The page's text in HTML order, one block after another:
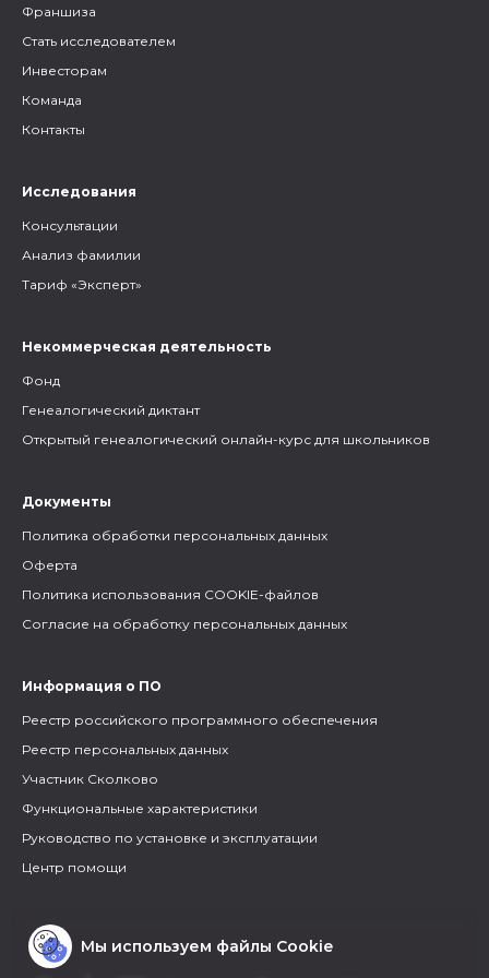
Франшиза
Стать исследователем
Инвесторам
Команда
Контакты
Исследования
Консультации
Анализ фамилии
Тариф «Эксперт»
Некоммерческая деятельность
Фонд
Генеалогический диктант
Открытый генеалогический онлайн-курс для школьников
Документы
Политика обработки персональных данных
Оферта
Политика использования COOKIE-файлов
Согласие на обработку персональных данных
Информация о ПО
Реестр российского программного обеспечения
Реестр персональных данных
Участник Сколково
Функциональные характеристики
Руководство по установке и эксплуатации
Центр помощи
Мы используем файлы Cookie